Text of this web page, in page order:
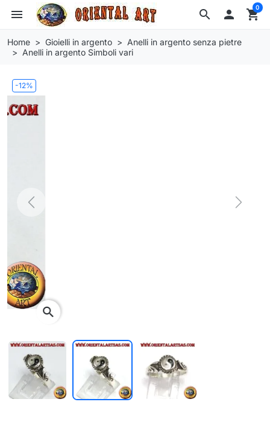
search
menu  shopping_cart
0
Home Gioielli in argento
Anelli in argento senza pietre
Anelli in argento Simboli vari
-12%
Previous Next